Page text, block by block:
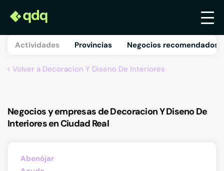
Actividades Provincias Negocios recomendados
Volver a Decoracion Y Diseno De Interiores
Negocios y empresas de Decoracion Y Diseno De
Interiores en Ciudad Real
Abenójar